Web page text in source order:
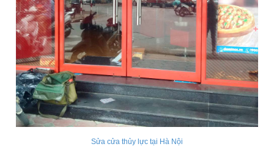
Sửa cửa thủy lực tại Hà Nội